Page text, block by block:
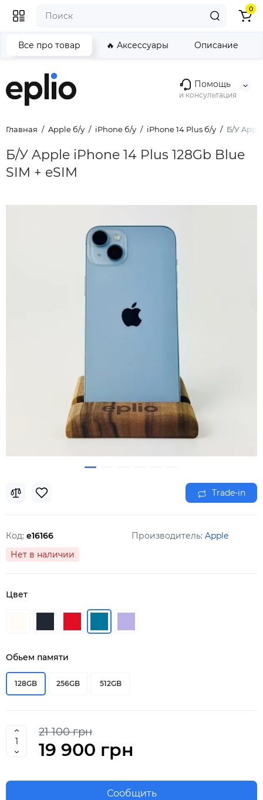
Помощь
и консультация
0
Главная Apple б/у iPhone б/у iPhone 14 Plus б/у Б/У
Б/У Apple iPhone 14 Plus 128Gb Blue
SIM + eSIM
Все про товар 🔥 Аксессуары Описание
Trade-in
Код: e16166 Производитель: Apple
Нет в наличии
Цвет
Обьем памяти
128GB 256GB 512GB
21 100 грн
19 900 грн
Сообщить